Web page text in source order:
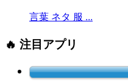
言葉 ネタ 服 ...
🔥 注目アプリ